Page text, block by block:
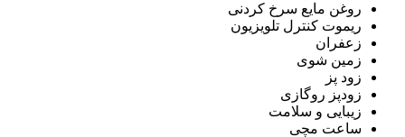
روغن مایع سرخ کردنی
ریموت کنترل تلویزیون
زعفران
زمین شوی
زود پز
زودپز روگازی
زیبایی و سلامت
ساعت مچی